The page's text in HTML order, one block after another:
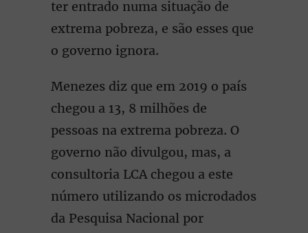
ter entrado numa situação de
extrema pobreza, e são esses que
o governo ignora.
Menezes diz que em 2019 o país
chegou a 13, 8 milhões de
pessoas na extrema pobreza. O
governo não divulgou, mas, a
consultoria LCA chegou a este
número utilizando os microdados
da Pesquisa Nacional por